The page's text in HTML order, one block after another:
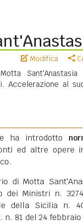
Modifica
Accelerazione al
ha introdotto
ed altre opere
di Motta
dei Ministri n.
della Sicilia n.
n. 81 del 24 febbraio